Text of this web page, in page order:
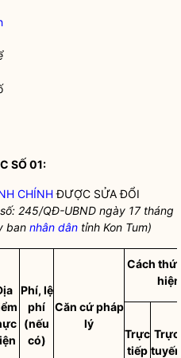
SỐ 01:
CHÍNHĐƯỢC SỬA ĐỔI
245/QĐ-UBND ngày 17 tháng
ban nhân dân tỉnh Kon Tum)
Phí, lệ
phí
(nếu
có)
Căn cứ pháp
lý
Cách
hiện
Trực
tiếp
Trực
tuyến